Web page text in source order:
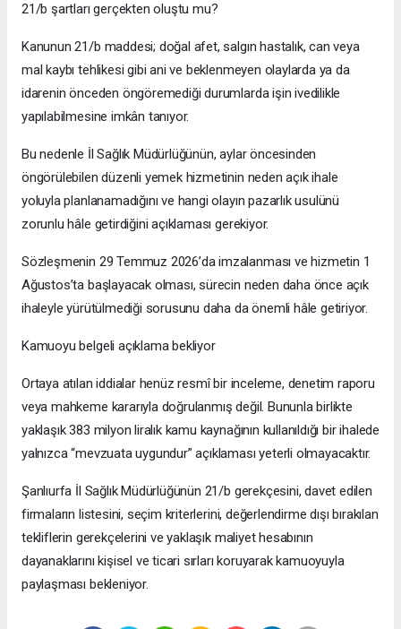
21/b şartları gerçekten oluştu mu?
Kanunun 21/b maddesi; doğal afet, salgın hastalık, can veya
mal kaybı tehlikesi gibi ani ve beklenmeyen olaylarda ya da
idarenin önceden öngöremediği durumlarda işin ivedilikle
yapılabilmesine imkân tanıyor.
Bu nedenle İl Sağlık Müdürlüğünün, aylar öncesinden
öngörülebilen düzenli yemek hizmetinin neden açık ihale
yoluyla planlanamadığını ve hangi olayın pazarlık usulünü
zorunlu hâle getirdiğini açıklaması gerekiyor.
Sözleşmenin 29 Temmuz 2026’da imzalanması ve hizmetin 1
Ağustos’ta başlayacak olması, sürecin neden daha önce açık
ihaleyle yürütülmediği sorusunu daha da önemli hâle getiriyor.
Kamuoyu belgeli açıklama bekliyor
Ortaya atılan iddialar henüz resmî bir inceleme, denetim raporu
veya mahkeme kararıyla doğrulanmış değil. Bununla birlikte
yaklaşık 383 milyon liralık kamu kaynağının kullanıldığı bir ihalede
yalnızca “mevzuata uygundur” açıklaması yeterli olmayacaktır.
Şanlıurfa İl Sağlık Müdürlüğünün 21/b gerekçesini, davet edilen
firmaların listesini, seçim kriterlerini, değerlendirme dışı bırakılan
tekliflerin gerekçelerini ve yaklaşık maliyet hesabının
dayanaklarını kişisel ve ticari sırları koruyarak kamuoyuyla
paylaşması bekleniyor.